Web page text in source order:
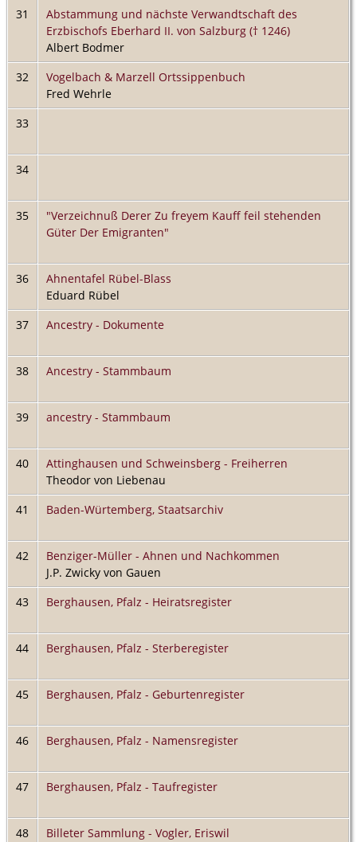
31
Abstammung und nächste Verwandtschaft des
Erzbischofs Eberhard II. von Salzburg († 1246)
Albert Bodmer
32
Vogelbach & Marzell Ortssippenbuch
Fred Wehrle
33
34
35
"Verzeichnuß Derer Zu freyem Kauff feil stehenden
Güter Der Emigranten"
36
Ahnentafel Rübel-Blass
Eduard Rübel
37
Ancestry - Dokumente
38 Ancestry - Stammbaum
39 ancestry - Stammbaum
40
Attinghausen und Schweinsberg - Freiherren
Theodor von Liebenau
41
Baden-Würtemberg, Staatsarchiv
42
Benziger-Müller - Ahnen und Nachkommen
J.P. Zwicky von Gauen
43
Berghausen, Pfalz - Heiratsregister
44 Berghausen, Pfalz - Sterberegister
45 Berghausen, Pfalz - Geburtenregister
46 Berghausen, Pfalz - Namensregister
47 Berghausen, Pfalz - Taufregister
48 Billeter Sammlung - Vogler, Eriswil